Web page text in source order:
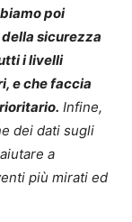
poi
sicurezza
i livelli
e che faccia
Infine,
dei dati sugli
a
più mirati ed